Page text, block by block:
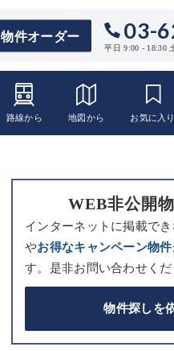
物件オーダー 03-
平日 9:00 - 18:30
路線から 地図から お気に入り
WEB非公開
インターネットに掲載で
やお得なキャンペーン物件
す。是非お問い合わせくだ
物件探しを